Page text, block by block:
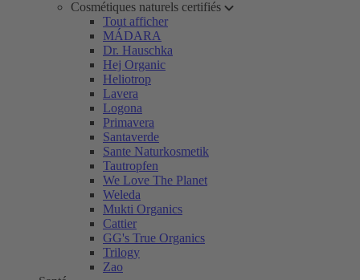
Cosmétiques naturels certifiés
Tout afficher
MÁDARA
Dr. Hauschka
Hej Organic
Heliotrop
Lavera
Logona
Primavera
Santaverde
Sante Naturkosmetik
Tautropfen
We Love The Planet
Weleda
Mukti Organics
Cattier
GG's True Organics
Trilogy
Zao